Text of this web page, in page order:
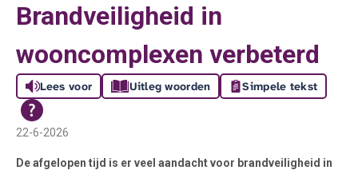
Brandveiligheid in
wooncomplexen verbeterd
Lees voor Uitleg woorden Simpele tekst
22-6-2026
De afgelopen tijd is er veel aandacht voor brandveiligheid in